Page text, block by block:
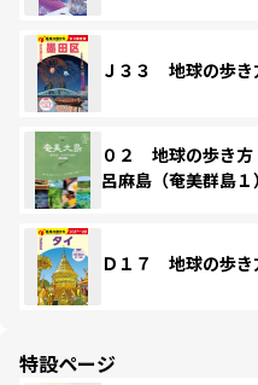
Ｊ３３ 地球の歩
０２ 地球の歩き
呂麻島（奄美群島
Ｄ１７ 地球の歩
特設ページ